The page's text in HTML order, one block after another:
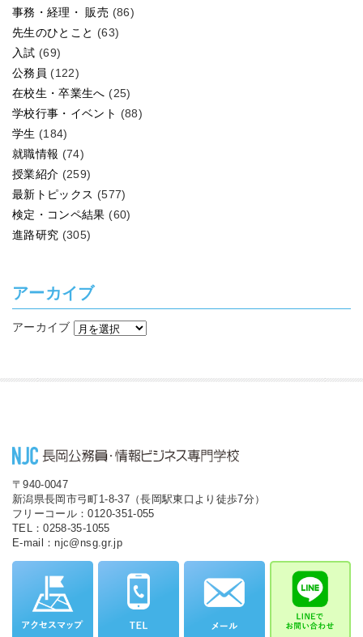
事務・経理・ 販売 (86)
先生のひとこと (63)
入試 (69)
公務員 (122)
在校生・卒業生へ (25)
学校行事・イベント (88)
学生 (184)
就職情報 (74)
授業紹介 (259)
最新トピックス (577)
検定・コンペ結果 (60)
進路研究 (305)
アーカイブ
アーカイブ
〒940-0047
新潟県長岡市弓町1-8-37（長岡駅東口より徒歩7分）
フリーコール：0120-351-055
TEL：0258-35-1055
E-mail：njc@nsg.gr.jp